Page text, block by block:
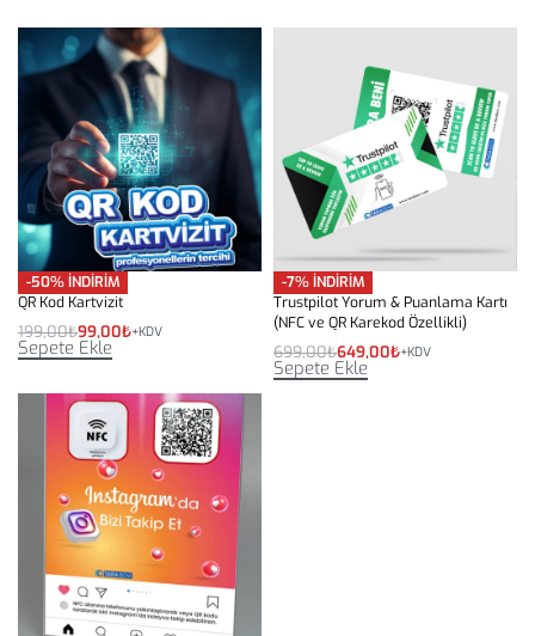
-50% İNDİRİM
QR Kod Kartvizit
199,00₺99,00₺+KDV
Sepete Ekle
-7% İNDİRİM
Trustpilot Yorum & Puanlama Kartı
(NFC ve QR Karekod Özellikli)
699,00₺649,00₺+KDV
Sepete Ekle